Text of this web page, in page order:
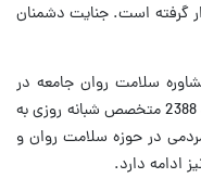
گرفته است. جنایت دشمنان
سلامت روان جامعه در
جنگ خاطرنشان کرد: سامانه 4030 با ظرفیت 2388 متخصص شبانه روزی به
و 205 هزار تماس مردمی در حوزه سلامت روان و
ادامه دارد.